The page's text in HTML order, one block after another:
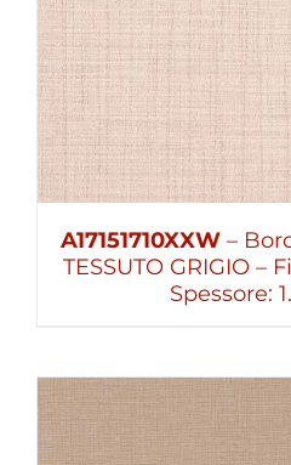
A17151710XXW –
TESSUTO GRIGIO –
Spessore: